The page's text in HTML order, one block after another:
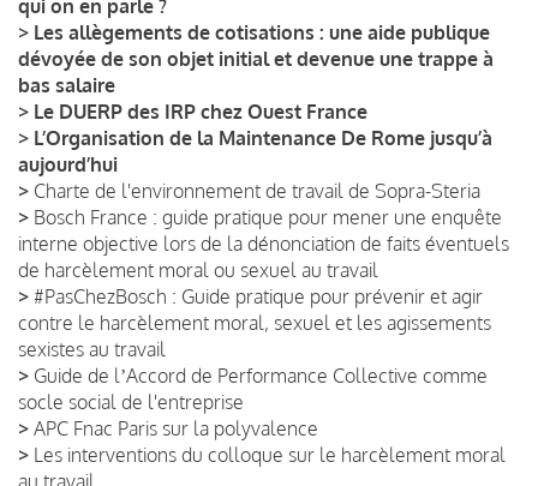
qui on en parle ?
> Les allègements de cotisations : une aide publique
dévoyée de son objet initial et devenue une trappe à
bas salaire
> Le DUERP des IRP chez Ouest France
> L’Organisation de la Maintenance De Rome jusqu’à
aujourd’hui
> Charte de l'environnement de travail de Sopra-Steria
> Bosch France : guide pratique pour mener une enquête
interne objective lors de la dénonciation de faits éventuels
de harcèlement moral ou sexuel au travail
> #PasChezBosch : Guide pratique pour prévenir et agir
contre le harcèlement moral, sexuel et les agissements
sexistes au travail
> Guide de lʼAccord de Performance Collective comme
socle social de l'entreprise
> APC Fnac Paris sur la polyvalence
> Les interventions du colloque sur le harcèlement moral
au travail